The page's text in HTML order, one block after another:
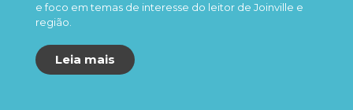
e foco em temas de interesse do leitor de Joinville e
região.
Leia mais